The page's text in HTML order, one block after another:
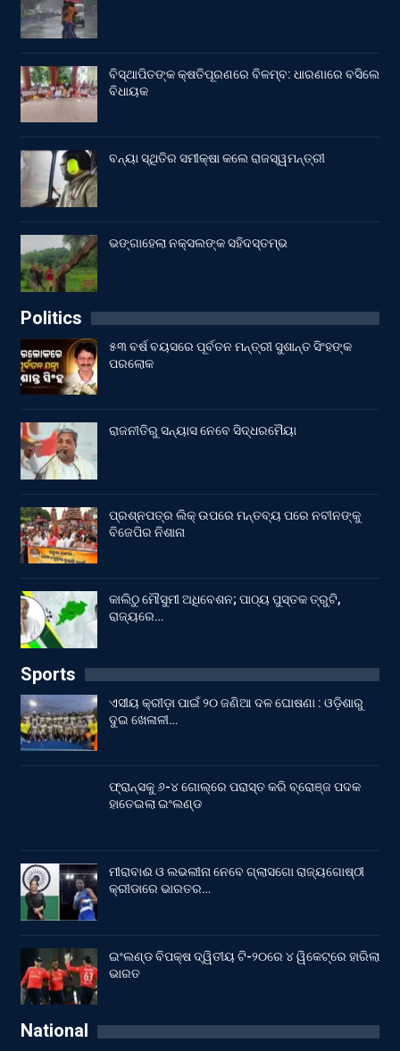
ବିସ୍ଥାପିତଙ୍କ କ୍ଷତିପୂରଣରେ ବିଳମ୍ବ: ଧାରଣାରେ ବସିଲେ
ବିଧାୟକ
ବନ୍ୟା ସ୍ଥିତିର ସମୀକ୍ଷା କଲେ ରାଜସ୍ୱମନ୍ତ୍ରୀ
ଭଙ୍ଗାହେଲା ନକ୍ସଲଙ୍କ ସହିଦସ୍ତମ୍ଭ
Politics
୫୩ ବର୍ଷ ବୟସରେ ପୂର୍ବତନ ମନ୍ତ୍ରୀ ସୁଶାନ୍ତ ସିଂହଙ୍କ
ପରଲୋକ
ରାଜନୀତିରୁ ସନ୍ୟାସ ନେବେ ସିଦ୍ଧରମୈୟା
ପ୍ରଶ୍ନପତ୍ର ଲିକ୍ ଉପରେ ମନ୍ତବ୍ୟ ପରେ ନବୀନଙ୍କୁ
ବିଜେପିର ନିଶାନା
କାଲିଠୁ ମୌସୁମୀ ଅଧିବେଶନ; ପାଠ୍ୟ ପୁସ୍ତକ ତ୍ରୁଟି,
ରାଜ୍ୟରେ…
Sports
ଏସୀୟ କ୍ରୀଡ଼ା ପାଇଁ ୨୦ ଜଣିଆ ଦଳ ଘୋଷଣା : ଓଡ଼ିଶାରୁ
ଦୁଇ ଖେଳାଳୀ…
ଫ୍ରାନ୍ସକୁ ୬-୪ ଗୋଲ୍‌ରେ ପରାସ୍ତ କରି ବ୍ରୋଞ୍ଜ ପଦକ
ହାତେଇଲା ଇଂଲଣ୍ଡ
ମୀରାବାଈ ଓ ଲଭଲୀନା ନେବେ ଗ୍ଲାସଗୋ ରାଜ୍ୟଗୋଷ୍ଠୀ
କ୍ରୀଡାରେ ଭାରତର…
ଇଂଲଣ୍ଡ ବିପକ୍ଷ ଦ୍ୱିତୀୟ ଟି-୨୦ରେ ୪ ୱିକେଟ୍‌ରେ ହାରିଲା
ଭାରତ
National